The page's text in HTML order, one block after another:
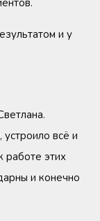
и у
всё и
работе этих
и конечно